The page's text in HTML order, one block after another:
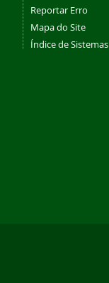
Reportar Erro
Mapa do Site
Índice de Sistemas